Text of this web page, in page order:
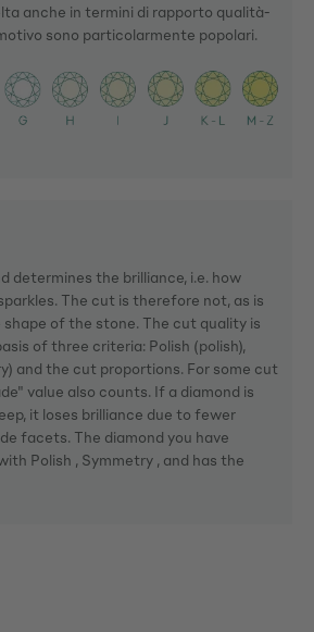
anche in termini di rapporto qualità-
sono particolarmente popolari.
determines the brilliance, i.e. how
The cut is therefore not, as is
of the stone. The cut quality is
of three criteria: Polish (polish),
and the cut proportions. For some cut
value also counts. If a diamond is
it loses brilliance due to fewer
facets. The diamond you have
Polish , Symmetry , and has the